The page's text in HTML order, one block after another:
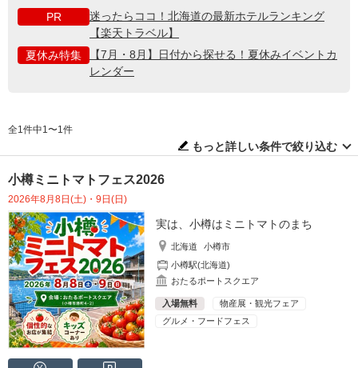
PR
迷ったらココ！北海道の最新ホテルランキング
【楽天トラベル】
夏休み特集
【7月・8月】日付から探せる！夏休みイベントカ
レンダー
全1件中1〜1件
もっと詳しい条件で絞り込む
小樽ミニトマトフェス2026
2026年8月8日(土)・9日(日)
実は、小樽はミニトマトのまち
北海道
小樽市
小樽駅(北海道)
おたるポートスクエア
入場無料
物産展・観光フェア
グルメ・フードフェス